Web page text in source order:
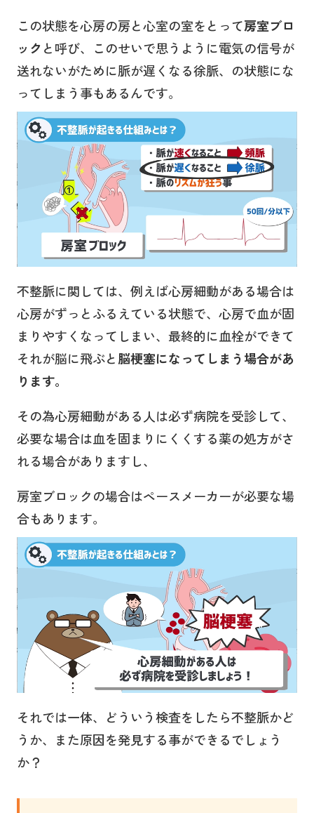
この状態を心房の房と心室の室をとって房室ブロ
ックと呼び、このせいで思うように電気の信号が
送れないがために脈が遅くなる徐脈、の状態にな
ってしまう事もあるんです。
不整脈に関しては、例えば心房細動がある場合は
心房がずっとふるえている状態で、心房で血が固
まりやすくなってしまい、最終的に血栓ができて
それが脳に飛ぶと脳梗塞になってしまう場合があ
ります。
その為心房細動がある人は必ず病院を受診して、
必要な場合は血を固まりにくくする薬の処方がさ
れる場合がありますし、
房室ブロックの場合はペースメーカーが必要な場
合もあります。
それでは一体、どういう検査をしたら不整脈かど
うか、また原因を発見する事ができるでしょう
か？